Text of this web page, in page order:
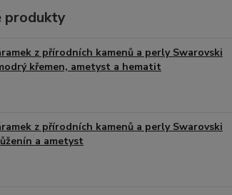
produkty
z přírodních kamenů a perly Swarovski
křemen, ametyst a hematit
z přírodních kamenů a perly Swarovski
a ametyst